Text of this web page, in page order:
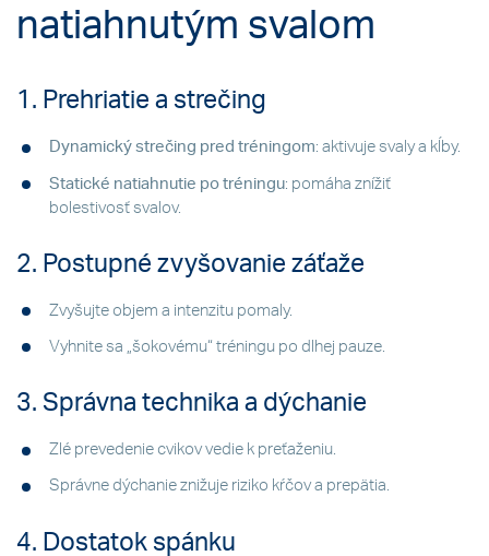
natiahnutým svalom
1. Prehriatie a strečing
Dynamický strečing pred tréningom: aktivuje svaly a kĺby.
Statické natiahnutie po tréningu: pomáha znížiť
bolestivosť svalov.
2. Postupné zvyšovanie záťaže
Zvyšujte objem a intenzitu pomaly.
Vyhnite sa „šokovému“ tréningu po dlhej pauze.
3. Správna technika a dýchanie
Zlé prevedenie cvikov vedie k preťaženiu.
Správne dýchanie znižuje riziko kŕčov a prepätia.
4. Dostatok spánku